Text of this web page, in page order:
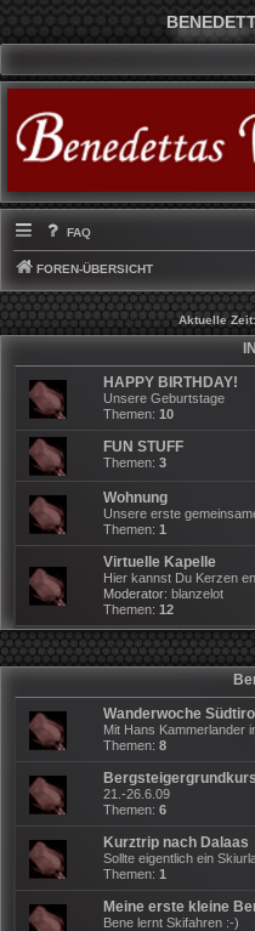
FAQ
FOREN-ÜBERSICHT
Aktuelle
HAPPY BIRTHDAY!
Unsere Geburtstage
Themen: 10
FUN STUFF
Themen: 3
Wohnung
Unsere erste
Themen: 1
Virtuelle Kapelle
Hier kannst Du Kerzen
Moderator: blanzelot
Themen: 12
Wanderwoche
Mit Hans Kammerlander
Themen: 8
21.-26.6.09
Themen: 6
Kurztrip nach Dalaas
Sollte eigentlich ein
Themen: 1
Meine erste kleine
Bene lernt Skifahren :-)